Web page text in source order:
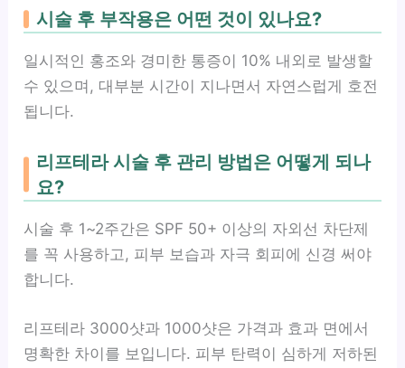
시술 후 부작용은 어떤 것이 있나요?
일시적인 홍조와 경미한 통증이 10% 내외로 발생할
수 있으며, 대부분 시간이 지나면서 자연스럽게 호전
됩니다.
리프테라 시술 후 관리 방법은 어떻게 되나
요?
시술 후 1~2주간은 SPF 50+ 이상의 자외선 차단제
를 꼭 사용하고, 피부 보습과 자극 회피에 신경 써야
합니다.
리프테라 3000샷과 1000샷은 가격과 효과 면에서
명확한 차이를 보입니다. 피부 탄력이 심하게 저하된